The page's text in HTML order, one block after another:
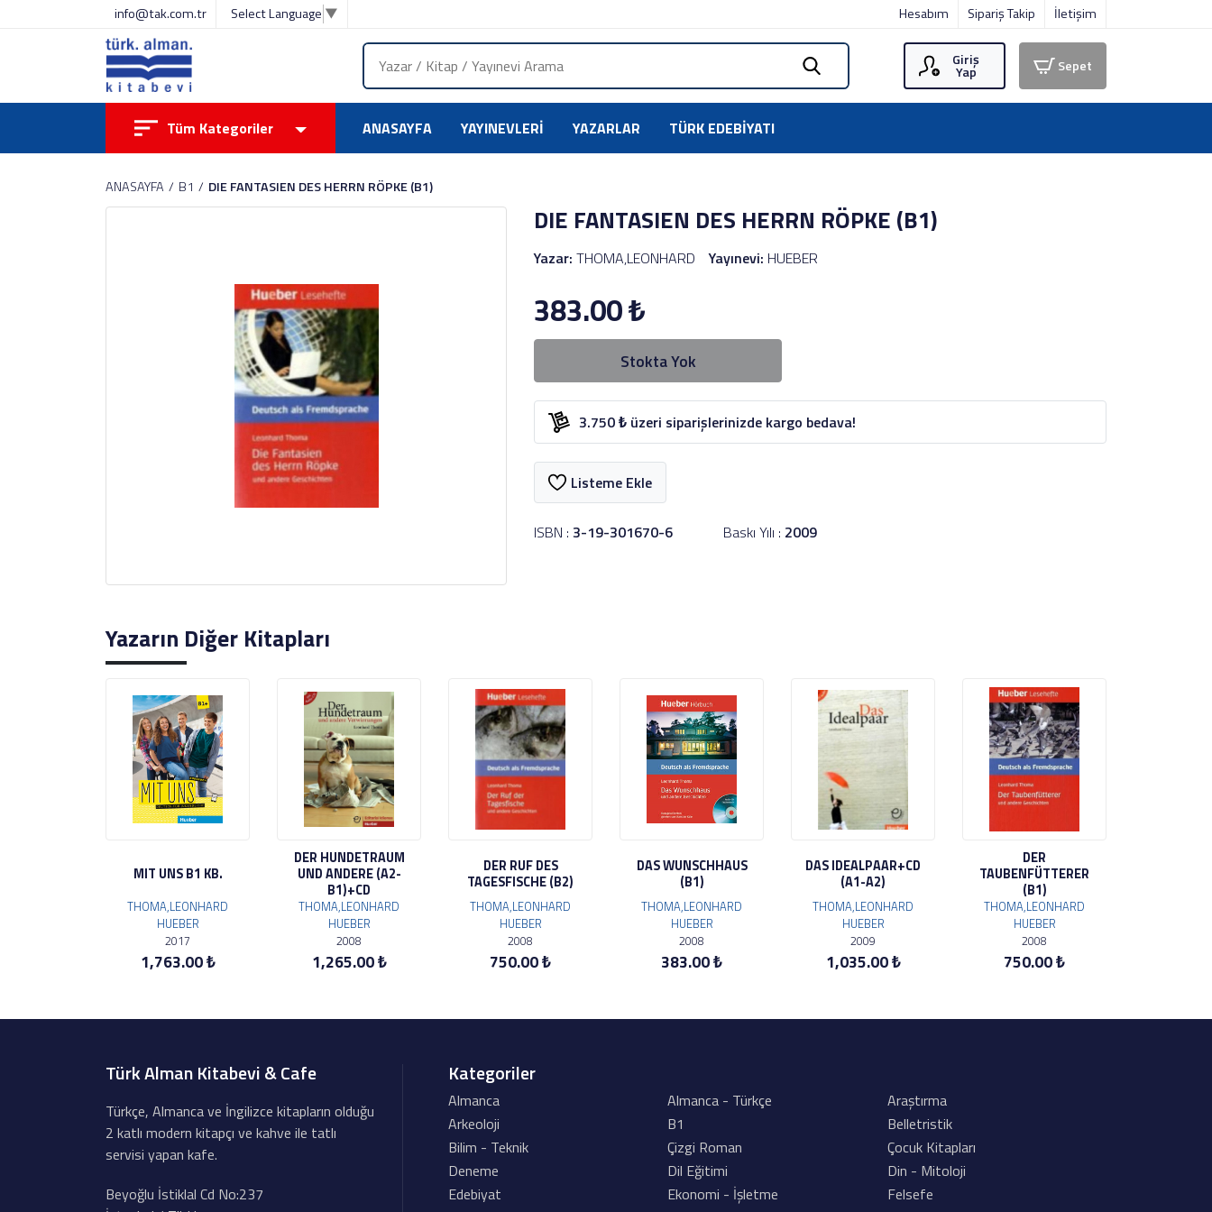
info@tak.com.tr Select Language ▼ Hesabım Sipariş Takip İletişim
Giriş
Yap Sepet
Tüm Kategoriler ANASAYFA YAYINEVLERI YAZARLAR TÜRK EDEBIYATI
ANASAYFA B1 DIE FANTASIEN DES HERRN RÖPKE (B1)
DIE FANTASIEN DES HERRN RÖPKE (B1)
Yazar: THOMA,LEONHARD Yayınevi: HUEBER
383.00₺
Stokta Yok
3.750 ₺ üzeri siparişlerinizde kargo bedava!
Listeme Ekle
ISBN : 3-19-301670-6 Baskı Yılı : 2009
Yazarın Diğer Kitapları
MIT UNS B1 KB.
THOMA,LEONHARD
HUEBER
2017
1,763.00 ₺
DER HUNDETRAUM
UND ANDERE (A2-
B1)+CD
THOMA,LEONHARD
HUEBER
2008
1,265.00 ₺
DER RUF DES
TAGESFISCHE (B2)
THOMA,LEONHARD
HUEBER
2008
750.00 ₺
DAS WUNSCHHAUS
(B1)
THOMA,LEONHARD
HUEBER
2008
383.00 ₺
DAS IDEALPAAR+CD
(A1-A2)
THOMA,LEONHARD
HUEBER
2009
1,035.00 ₺
DER
TAUBENFÜTTERER
(B1)
THOMA,LEONHARD
HUEBER
2008
750.00 ₺
Kategoriler
Almanca Almanca - Türkçe
Araştırma
Arkeoloji
B1
Belletristik
Bilim - Teknik
Çizgi Roman
Çocuk Kitapları
Deneme
Dil Eğitimi
Din - Mitoloji
Edebiyat
Ekonomi - İşletme
Felsefe
Türk Alman Kitabevi & Cafe
Türkçe, Almanca ve İngilizce kitapların olduğu
2 katlı modern kitapçı ve kahve ile tatlı
servisi yapan kafe.
Beyoğlu İstiklal Cd No:237